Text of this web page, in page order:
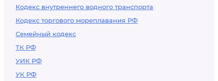
Кодекс внутреннего водного транспорта
Кодекс торгового мореплавания РФ
Семейный кодекс
ТК РФ
УИК РФ
УК РФ